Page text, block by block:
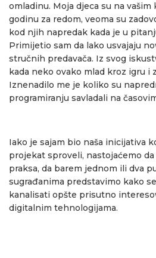
omladinu. Moja djeca su na vašim
godinu za redom, veoma su
kod njih napredak kada je u
Primijetio sam da lako usvajaju
stručnih predavača. Iz svog
kada neko ovako mlad kroz igru i
Iznenadilo me je koliko su
programiranju savladali na
Iako je sajam bio naša inicijativa
projekat sproveli, nastojaćemo
praksa, da barem jednom ili dva
sugrađanima predstavimo kako
kanalisati opšte prisutno
digitalnim tehnologijama.